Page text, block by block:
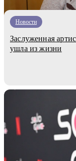
Новости
Заслуженная
ушла из жизни